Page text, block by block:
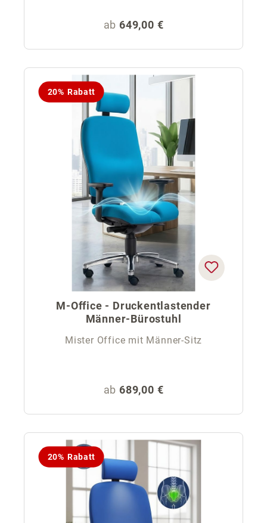
Regulärer Preis:
ab 649,00 €
20% Rabatt
M-Office - Druckentlastender
Männer-Bürostuhl
Mister Office mit Männer-Sitz
Regulärer Preis:
ab 689,00 €
20% Rabatt